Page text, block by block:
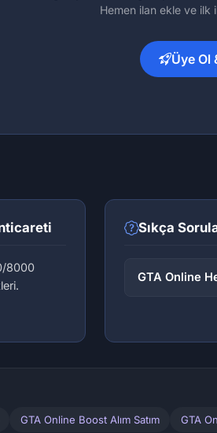
Hemen ilan ekle ve ilk
Üye Ol
8000
Sıkça
GTA Online
GTA Online Boost Alım Satım GTA